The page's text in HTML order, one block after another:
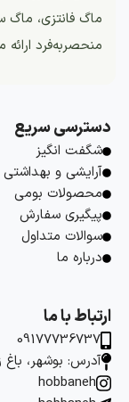
ماگ فانتزی، ماگ
منحصربه‌فرد
دسترسی سریع
شگفت انگیز
آرایشی و بهداشتی
محصولات بومی
پیگیری سفارش
سوالات متداول
درباره ما
ارتباط با ما
09177736737
آدرس: بوشهر، باغ
hobbaneh